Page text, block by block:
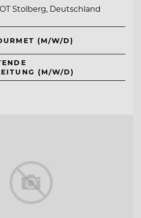
Stolberg, Deutschland
(M/W/D)
(M/W/D)